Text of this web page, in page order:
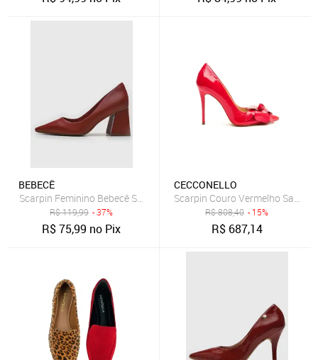
BEBECÊ
Scarpin Feminino Bebecê Salto Médio Bloco Vermelho
R$119,99 - 37%
R$75,99 no Pix
CECCONELLO
Scarpin Couro Vermelho Salto
R$808,40 - 15%
R$ 687,14